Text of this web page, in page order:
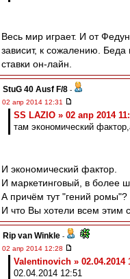
Весь мир играет. И от
зависит, к сожалению. Беда
ставки он-лайн.
StuG 40 Ausf F/8 -
02 апр 2014 12:31
SS LAZIO » 02 апр 2014
там экономический
И экономический фактор.
И маркетинговый, в более
А причём тут "гений ромы"?
И что Вы хотели всем этим
Rip van Winkle -
02 апр 2014 12:28
Valentinovich » 02.04.2014
02.04.2014 12:51